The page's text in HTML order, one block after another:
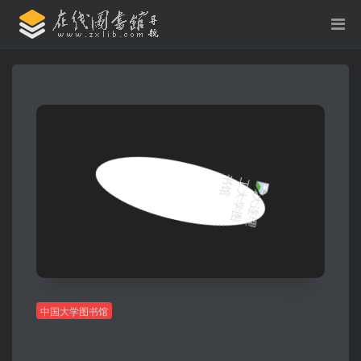
中国大学图书馆